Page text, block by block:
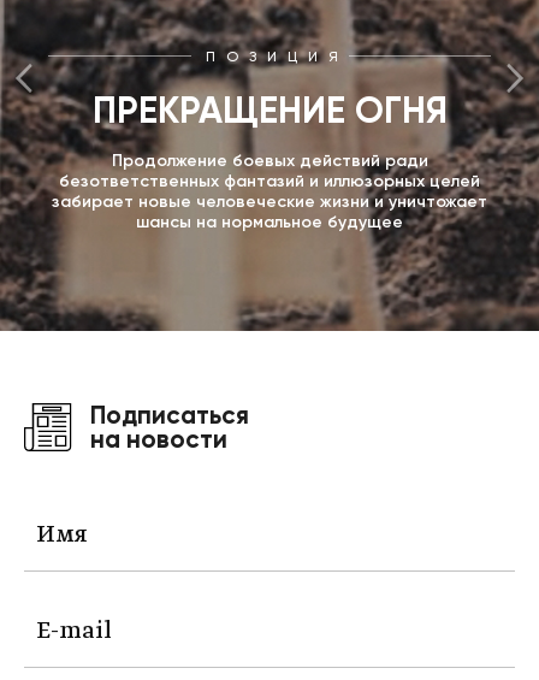
ПОЗИЦИЯ
ПРЕКРАЩЕНИЕ ОГНЯ
Продолжение боевых действий ради
безответственных фантазий и иллюзорных целей
забирает новые человеческие жизни и уничтожает
шансы на нормальное будущее
Подписаться
на новости